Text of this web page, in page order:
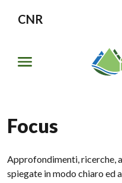
CNR
Focus
Approfondimenti, ricerche,
spiegate in modo chiaro ed